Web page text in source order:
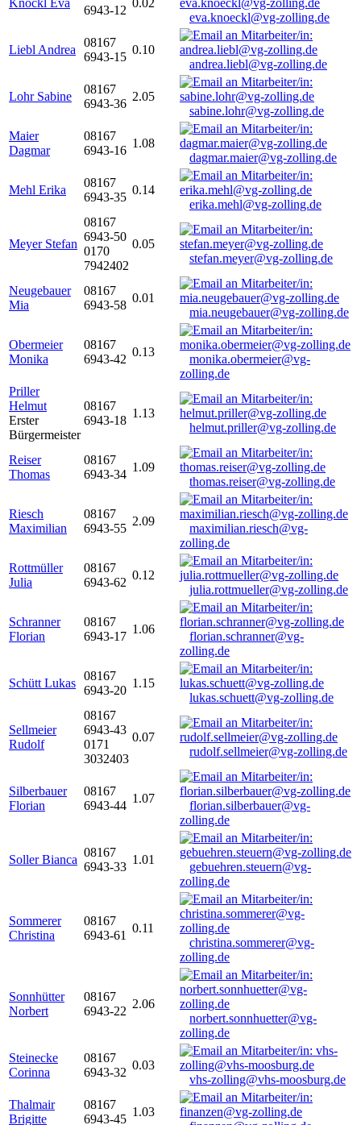
Knöckl Eva
6943-12
0.02
eva.knoeckl@vg-zolling.de
Liebl Andrea
08167
6943-15
0.10
andrea.liebl@vg-zolling.de
Lohr Sabine
08167
6943-36
2.05
sabine.lohr@vg-zolling.de
Maier
Dagmar
08167
6943-16
1.08
dagmar.maier@vg-zolling.de
Mehl Erika
08167
6943-35
0.14
erika.mehl@vg-zolling.de
Meyer Stefan
08167
6943-50
0170
7942402
0.05
stefan.meyer@vg-zolling.de
Neugebauer
Mia
08167
6943-58
0.01
mia.neugebauer@vg-zolling.de
Obermeier
Monika
08167
6943-42
0.13
monika.obermeier@vg-
zolling.de
Priller
Helmut
Erster
Bürgermeister
08167
6943-18
1.13
helmut.priller@vg-zolling.de
Reiser
Thomas
08167
6943-34
1.09
thomas.reiser@vg-zolling.de
Riesch
Maximilian
08167
6943-55
2.09
maximilian.riesch@vg-
zolling.de
Rottmüller
Julia
08167
6943-62
0.12
julia.rottmueller@vg-zolling.de
Schranner
Florian
08167
6943-17
1.06
florian.schranner@vg-
zolling.de
Schütt Lukas
08167
6943-20
1.15
lukas.schuett@vg-zolling.de
Sellmeier
Rudolf
08167
6943-43
0171
3032403
0.07
rudolf.sellmeier@vg-zolling.de
Silberbauer
Florian
08167
6943-44
1.07
florian.silberbauer@vg-
zolling.de
Soller Bianca
08167
6943-33
1.01
gebuehren.steuern@vg-
zolling.de
Sommerer
Christina
08167
6943-61
0.11
christina.sommerer@vg-
zolling.de
Sonnhütter
Norbert
08167
6943-22
2.06
norbert.sonnhuetter@vg-
zolling.de
Steinecke
Corinna
08167
6943-32
0.03
vhs-zolling@vhs-moosburg.de
Thalmair
Brigitte
08167
6943-45
1.03